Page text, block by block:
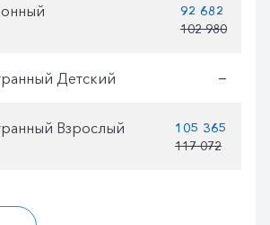
92 682
102 980
Детский —
Взрослый
105 365
117 072